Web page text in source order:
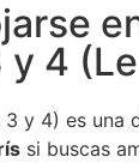
4
y 4) es una
si buscas